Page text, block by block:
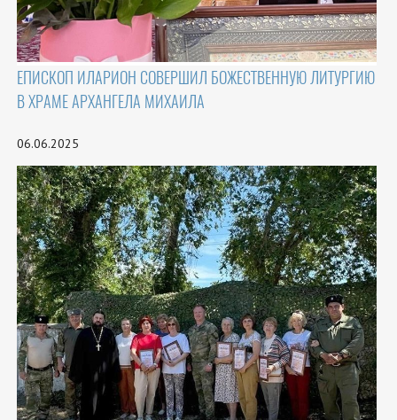
ЕПИСКОП ИЛАРИОН СОВЕРШИЛ БОЖЕСТВЕННУЮ ЛИТУРГИЮ
В ХРАМЕ АРХАНГЕЛА МИХАИЛА
06.06.2025